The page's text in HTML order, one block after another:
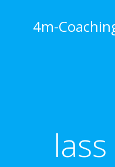
springen4m-